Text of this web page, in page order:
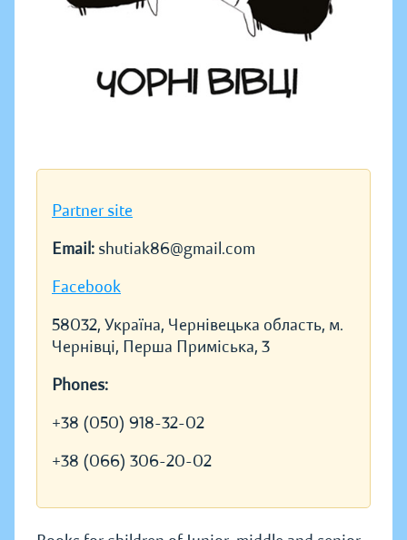
Partner site
Email: shutiak86@gmail.com
Facebook
58032, Україна, Чернівецька область, м.
Чернівці, Перша Приміська, 3
Phones:
+38 (050) 918-32-02
+38 (066) 306-20-02